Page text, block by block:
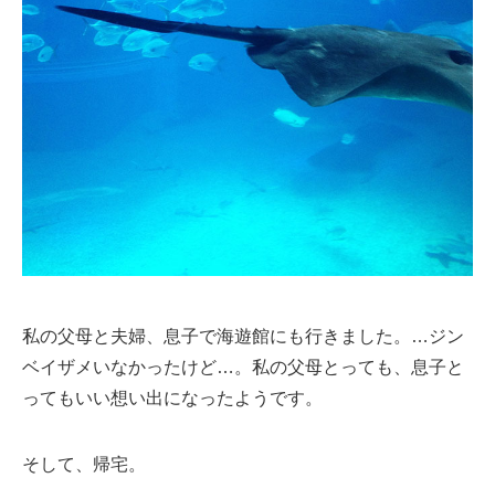
私の父母と夫婦、息子で海遊館にも行きました。…ジン
ベイザメいなかったけど…。私の父母とっても、息子と
ってもいい想い出になったようです。
そして、帰宅。